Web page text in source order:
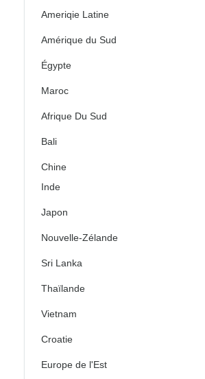
Ameriqie Latine
Amérique du Sud
Égypte
Maroc
Afrique Du Sud
Bali
Chine
Inde
Japon
Nouvelle-Zélande
Sri Lanka
Thaïlande
Vietnam
Croatie
Europe de l'Est